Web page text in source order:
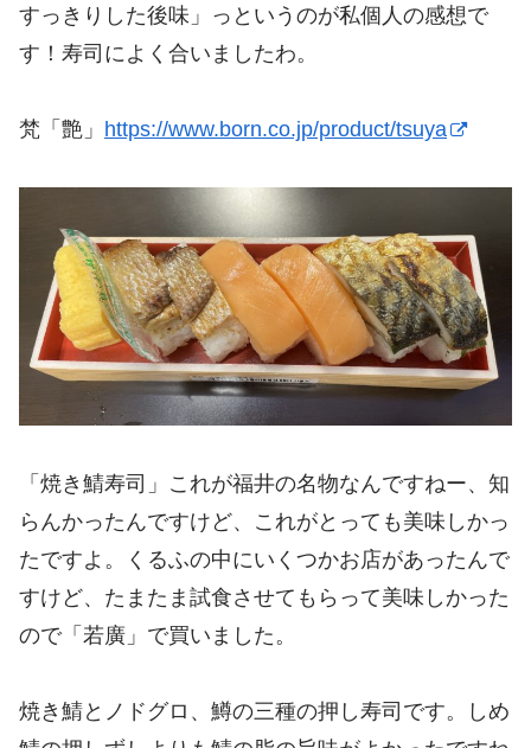
すっきりした後味」っというのが私個人の感想で
す！寿司によく合いましたわ。
梵「艶」 https://www.born.co.jp/product/tsuya
「焼き鯖寿司」これが福井の名物なんですねー、知
らんかったんですけど、これがとっても美味しかっ
たですよ。くるふの中にいくつかお店があったんで
すけど、たまたま試食させてもらって美味しかった
ので「若廣」で買いました。
焼き鯖とノドグロ、鱒の三種の押し寿司です。しめ